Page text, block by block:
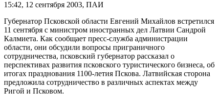
15:42, 12 сентября 2003, ПАИ
Губернатор Псковской области Евгений Михайлов встретился
11 сентября с министром иностранных дел Латвии Сандрой
Калмиета. Как сообщает пресс-служба администрации
области, они обсудили вопросы приграничного
сотрудничества, псковский губернатор рассказал о
перспективах развития псковского туристического бизнеса, об
итогах празднования 1100-летия Пскова. Латвийская сторона
предложила сотрудничество в различных аспектах между
Ригой и Псковом.